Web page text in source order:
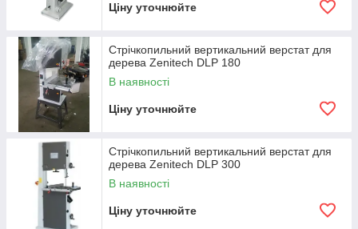
Ціну уточнюйте
Стрічкопильний вертикальний верстат для
дерева Zenitech DLP 180
В наявності
Ціну уточнюйте
Стрічкопильний вертикальний верстат для
дерева Zenitech DLP 300
В наявності
Ціну уточнюйте